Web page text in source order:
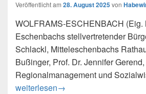
Veröffentlicht am 28. August 2025von
WOLFRAMS-ESCHENBACH (Eig.
Eschenbachs stellvertretender
Schlackl, Mitteleschenbachs
Bußinger, Prof. Dr. Jennifer
Regionalmanagement und
Einweihung des neuen Kernwegs
weiterlesen→